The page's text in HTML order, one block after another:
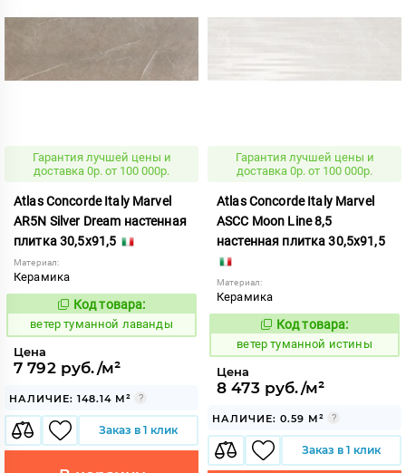
Гарантия лучшей цены и
доставка 0р. от 100 000р.
Atlas Concorde Italy Marvel
AR5N Silver Dream настенная
плитка 30,5x91,5
Материал:
Керамика
122541
Код товара:
ветер туманной лаванды
Цена
7 792 руб./м²
НАЛИЧИЕ: 148.14 М²
Заказ в 1 клик
Гарантия лучшей цены и
доставка 0р. от 100 000р.
Atlas Concorde Italy Marvel
ASCC Moon Line 8,5
настенная плитка 30,5x91,5
Материал:
Керамика
122536
Код товара:
ветер туманной истины
Цена
8 473 руб./м²
НАЛИЧИЕ: 0.59 М²
Заказ в 1 клик